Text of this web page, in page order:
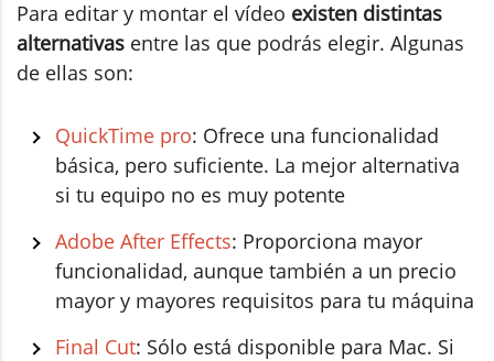
Para editar y montar el vídeo existen distintas
alternativas entre las que podrás elegir. Algunas
de ellas son:
QuickTime pro: Ofrece una funcionalidad
básica, pero suficiente. La mejor alternativa
si tu equipo no es muy potente
Adobe After Effects: Proporciona mayor
funcionalidad, aunque también a un precio
mayor y mayores requisitos para tu máquina
Final Cut: Sólo está disponible para Mac. Si